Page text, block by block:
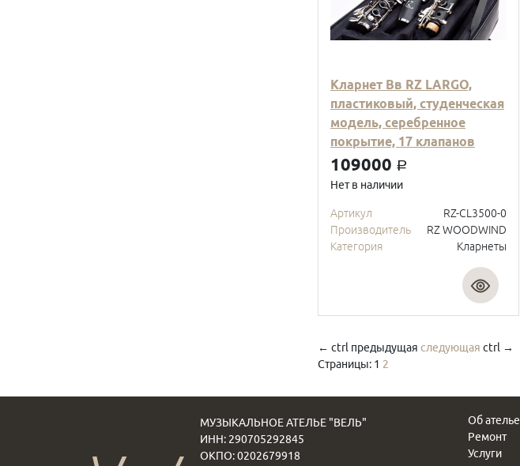
Кларнет Вв RZ LARGO,
пластиковый, студенческая
модель, серебренное
покрытие, 17 клапанов
109000 a
Нет в наличии
Артикул
RZ-CL3500-0
Производитель
RZ WOODWIND
Категория
Кларнеты
← ctrl предыдущая следующая ctrl →
Страницы: 1 2
МУЗЫКАЛЬНОЕ АТЕЛЬЕ "ВЕЛЬ"
ИНН: 290705292845
ОКПО: 0202679918
Об ателье
Ремонт
Услуги